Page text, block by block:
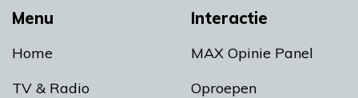
Menu
Home
TV & Radio
Interactie
MAX Opinie Panel
Oproepen